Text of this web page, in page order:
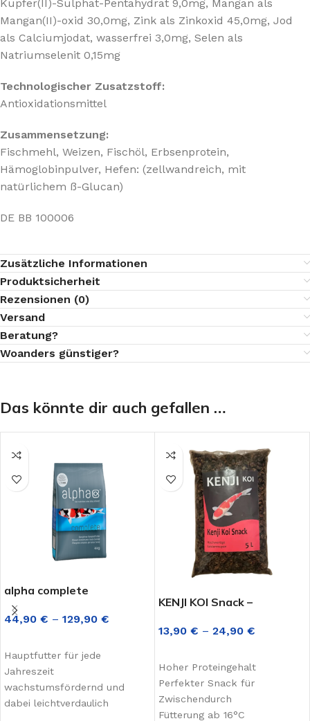
Kupfer(II)-Sulphat-Pentahydrat 9,0mg, Mangan als
Mangan(II)-oxid 30,0mg, Zink als Zinkoxid 45,0mg, Jod
als Calciumjodat, wasserfrei 3,0mg, Selen als
Natriumselenit 0,15mg
Technologischer Zusatzstoff:
Antioxidationsmittel
Zusammensetzung:
Fischmehl, Weizen, Fischöl, Erbsenprotein,
Hämoglobinpulver, Hefen: (zellwandreich, mit
natürlichem ß-Glucan)
DE BB 100006
Zusätzliche Informationen
Produktsicherheit
Rezensionen (0)
Versand
Beratung?
Woanders günstiger?
Das könnte dir auch gefallen …
alpha complete
44,90 € – 129,90 €
Hauptfutter für jede
Jahreszeit
wachstumsfördernd und
dabei leichtverdaulich
KENJI KOI Snack –
13,90 € – 24,90 €
Hoher Proteingehalt
Perfekter Snack für
Zwischendurch
Fütterung ab 16°C